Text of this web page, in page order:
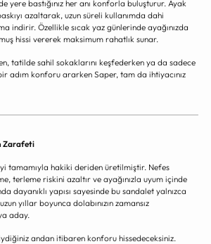
yere bastığınız her anı konforla buluşturur. Ayak
azaltarak, uzun süreli kullanımda dahi
indirir. Özellikle sıcak yaz günlerinde ayağınızda
hissi vererek maksimum rahatlık sunar.
tatilde sahil sokaklarını keşfederken ya da sadece
adım konforu ararken Saper, tam da ihtiyacınız
Zarafeti
tamamıyla hakiki deriden üretilmiştir. Nefes
terleme riskini azaltır ve ayağınızla uyum içinde
dayanıklı yapısı sayesinde bu sandalet yalnızca
yıllar boyunca dolabınızın zamansız
aday.
andan itibaren konforu hissedeceksiniz.